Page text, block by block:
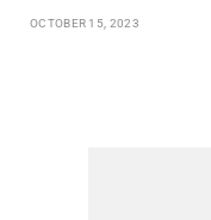
OCTOBER 15, 2023